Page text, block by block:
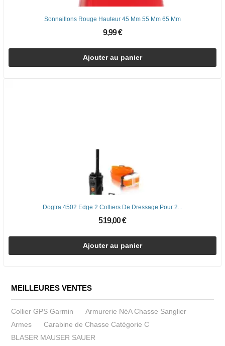
Sonnaillons Rouge Hauteur 45 Mm 55 Mm 65 Mm
9,99 €
Ajouter au panier
Dogtra 4502 Edge 2 Colliers De Dressage Pour 2...
519,00 €
Ajouter au panier
MEILLEURES VENTES
Collier GPS Garmin
Armurerie NéA Chasse Sanglier
Armes
Carabine de Chasse Catégorie C
BLASER MAUSER SAUER